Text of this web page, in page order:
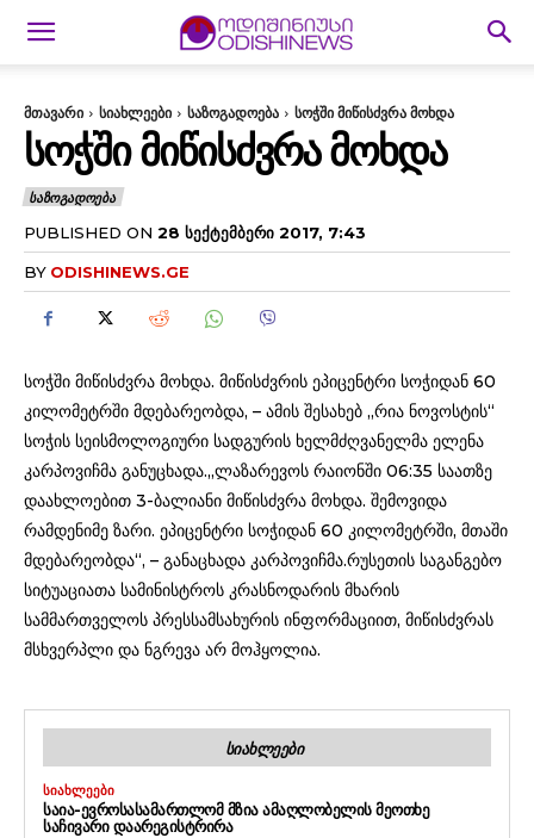
მთავარი სიახლეები საზოგადოება სოჭში მიწისძვრა მოხდა
ᲡᲝᲭᲨᲘ ᲛᲘᲬᲘᲡᲫᲕᲠᲐ ᲛᲝᲮᲓᲐ
ᲡᲐᲖᲝᲒᲐᲓᲝᲔᲑᲐ
PUBLISHED ON 28 ᲡᲔᲥᲢᲔᲛᲑᲔᲠᲘ 2017, 7:43
BY ODISHINEWS.GE
სოჭში მიწისძვრა მოხდა. მიწისძვრის ეპიცენტრი სოჭიდან 60
კილომეტრში მდებარეობდა, – ამის შესახებ „რია ნოვოსტის“
სოჭის სეისმოლოგიური სადგურის ხელმძღვანელმა ელენა
კარპოვიჩმა განუცხადა.„ლაზარევოს რაიონში 06:35 საათზე
დაახლოებით 3-ბალიანი მიწისძვრა მოხდა. შემოვიდა
რამდენიმე ზარი. ეპიცენტრი სოჭიდან 60 კილომეტრში, მთაში
მდებარეობდა“, – განაცხადა კარპოვიჩმა.რუსეთის საგანგებო
სიტუაციათა სამინისტროს კრასნოდარის მხარის
სამმართველოს პრესსამსახურის ინფორმაციით, მიწისძვრას
მსხვერპლი და ნგრევა არ მოჰყოლია.
ᲡᲘᲐᲮᲚᲔᲔᲑᲘ
ᲡᲘᲐᲮᲚᲔᲔᲑᲘ
ᲡᲐᲘᲐ-ᲔᲕᲠᲝᲡᲐᲡᲐᲛᲐᲠᲗᲚᲝᲛ ᲛᲖᲘᲐ ᲐᲛᲐᲦᲚᲝᲑᲔᲚᲘᲡ ᲛᲔᲝᲗᲮᲔ
ᲡᲐᲩᲘᲕᲐᲠᲘ ᲓᲐᲐᲠᲔᲒᲘᲡᲢᲠᲘᲠᲐ